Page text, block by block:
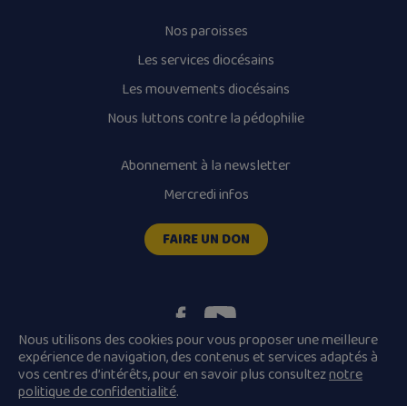
Nos paroisses
Les services diocésains
Les mouvements diocésains
Nous luttons contre la pédophilie
Abonnement à la newsletter
Mercredi infos
FAIRE UN DON
Plan du site
Mentions légales
Nous utilisons des cookies pour vous proposer une meilleure
expérience de navigation, des contenus et services adaptés à
vos centres d’intérêts, pour en savoir plus consulteznotre
politique de confidentialité.